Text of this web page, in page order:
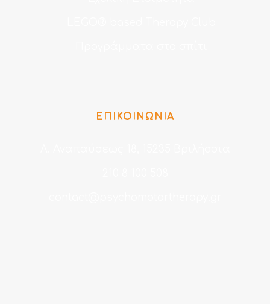
ΕΠΙΚΟΙΝΩΝΙΑ